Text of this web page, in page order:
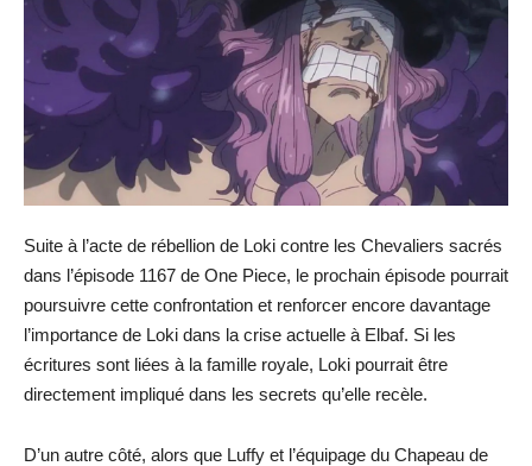
Suite à l’acte de rébellion de Loki contre les Chevaliers sacrés
dans l’épisode 1167 de One Piece, le prochain épisode pourrait
poursuivre cette confrontation et renforcer encore davantage
l’importance de Loki dans la crise actuelle à Elbaf. Si les
écritures sont liées à la famille royale, Loki pourrait être
directement impliqué dans les secrets qu’elle recèle.
D’un autre côté, alors que Luffy et l’équipage du Chapeau de